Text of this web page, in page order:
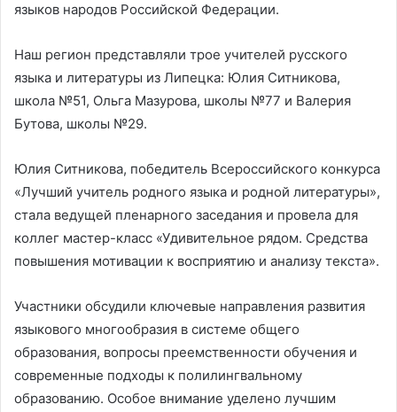
языков народов Российской Федерации.
Наш регион представляли трое учителей русского
языка и литературы из Липецка: Юлия Ситникова,
школа №51, Ольга Мазурова, школы №77 и Валерия
Бутова, школы №29.
Юлия Ситникова, победитель Всероссийского конкурса
«Лучший учитель родного языка и родной литературы»,
стала ведущей пленарного заседания и провела для
коллег мастер-класс «Удивительное рядом. Средства
повышения мотивации к восприятию и анализу текста».
Участники обсудили ключевые направления развития
языкового многообразия в системе общего
образования, вопросы преемственности обучения и
современные подходы к полилингвальному
образованию. Особое внимание уделено лучшим